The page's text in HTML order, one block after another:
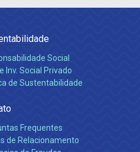
Social
Inv. Social Privado
de Sustentabilidade
Frequentes
de Relacionamento